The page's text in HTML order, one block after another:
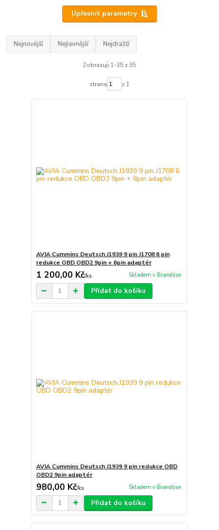
Upřesnit parametry
Nejnovější Nejlevnější Nejdražší
Zobrazuji 1-35 z 35
strana z 1
AVIA Cummins Deutsch J1939 9 pin J1708 6 pin
redukce OBD OBD2 9pin + 6pin adaptér
1 200,00 Kč/ks Skladem v Brandýse
Přidat do košíku
AVIA Cummins Deutsch J1939 9 pin redukce OBD
OBD2 9pin adaptér
980,00 Kč/ks Skladem v Brandýse
Přidat do košíku